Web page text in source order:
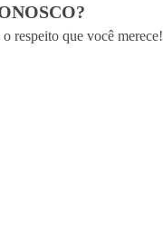
respeito que você merece!